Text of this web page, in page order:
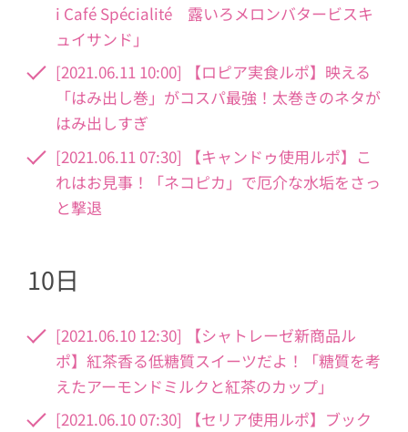
i Café Spécialité 露いろメロンバタービスキ
ュイサンド」
[2021.06.11 10:00] 【ロピア実食ルポ】映える
「はみ出し巻」がコスパ最強！太巻きのネタが
はみ出しすぎ
[2021.06.11 07:30] 【キャンドゥ使用ルポ】こ
れはお見事！「ネコピカ」で厄介な水垢をさっ
と撃退
10日
[2021.06.10 12:30] 【シャトレーゼ新商品ル
ポ】紅茶香る低糖質スイーツだよ！「糖質を考
えたアーモンドミルクと紅茶のカップ」
[2021.06.10 07:30] 【セリア使用ルポ】ブック